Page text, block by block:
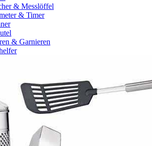
& Messlöffel
& Timer
& Garnieren